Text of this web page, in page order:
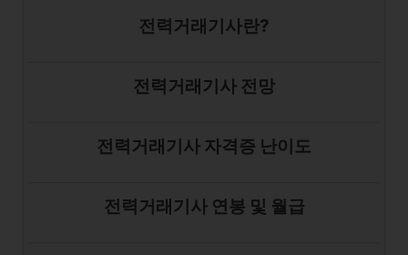
전력거래기사란?
전력거래기사 전망
전력거래기사 자격증 난이도
전력거래기사 연봉 및 월급